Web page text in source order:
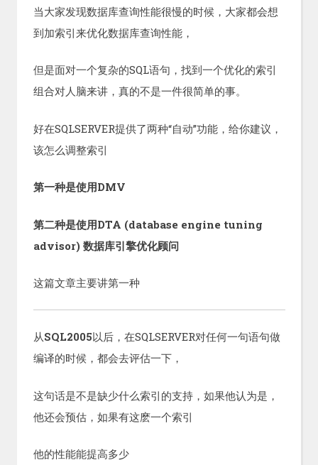
当大家发现数据库查询性能很慢的时候，大家都会想
到加索引来优化数据库查询性能，
但是面对一个复杂的SQL语句，找到一个优化的索引
组合对人脑来讲，真的不是一件很简单的事。
好在SQLSERVER提供了两种“自动”功能，给你建议，
该怎么调整索引
第一种是使用DMV
第二种是使用DTA (database engine tuning
advisor) 数据库引擎优化顾问
这篇文章主要讲第一种
从SQL2005以后，在SQLSERVER对任何一句语句做
编译的时候，都会去评估一下，
这句话是不是缺少什么索引的支持，如果他认为是，
他还会预估，如果有这麽一个索引
他的性能能提高多少